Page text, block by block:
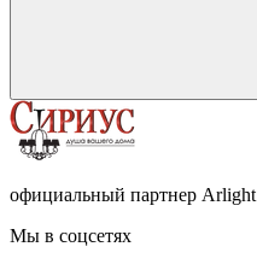
официальный партнер Arlight
Мы в соцсетях